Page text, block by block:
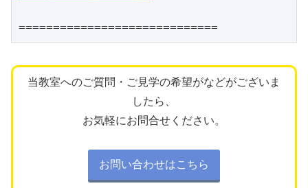
=============================
当教室へのご質問・ご見学の希望がなどがございま
したら、
お気軽にお問合せください。
お問い合わせはこちら